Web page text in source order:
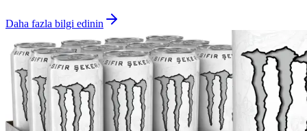
Daha fazla bilgi edinin